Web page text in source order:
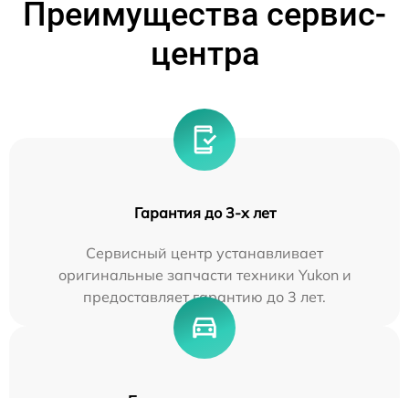
Преимущества сервис-
центра
Гарантия до 3-х лет
Сервисный центр устанавливает
оригинальные запчасти техники Yukon и
предоставляет гарантию до 3 лет.